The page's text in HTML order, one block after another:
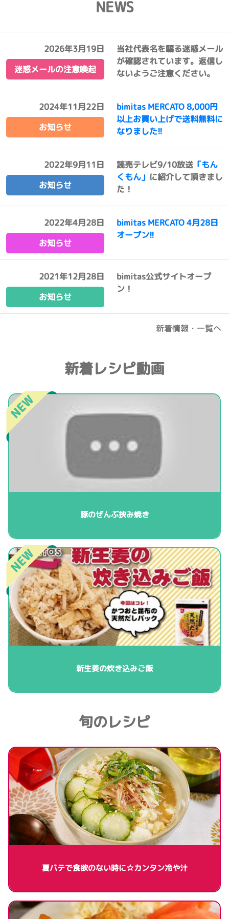
NEWS
2026年3月19日
迷惑メールの注意喚起
当社代表名を騙る迷惑メール
が確認されています。返信し
ないようご注意ください。
2024年11月22日
お知らせ
bimitas MERCATO 8,000円
以上お買い上げで送料無料に
なりました!!
2022年9月11日
お知らせ
読売テレビ9/10放送 「もん
くもん」 に紹介して頂きまし
た！
2022年4月28日
お知らせ
bimitas MERCATO 4月28日
オープン!!
2021年12月28日
お知らせ
bimitas公式サイトオープ
ン！
新着情報・一覧へ
新着レシピ動画
豚のぜんぶ挟み焼き
新生姜の炊き込みご飯
旬のレシピ
夏バテで食欲のない時に☆カンタン冷や汁